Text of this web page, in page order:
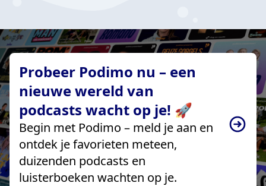
Probeer Podimo nu – een
nieuwe wereld van
podcasts wacht op je! 🚀
Begin met Podimo – meld je aan en
ontdek je favorieten meteen,
duizenden podcasts en
luisterboeken wachten op je.